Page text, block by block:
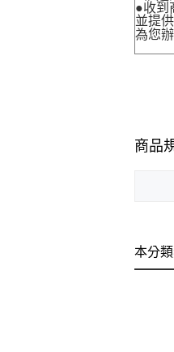
●收到
並提
為您
商品
本分